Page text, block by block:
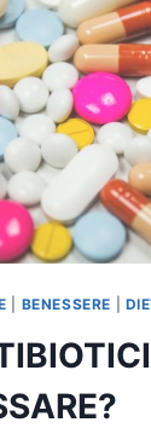
BENESSERE